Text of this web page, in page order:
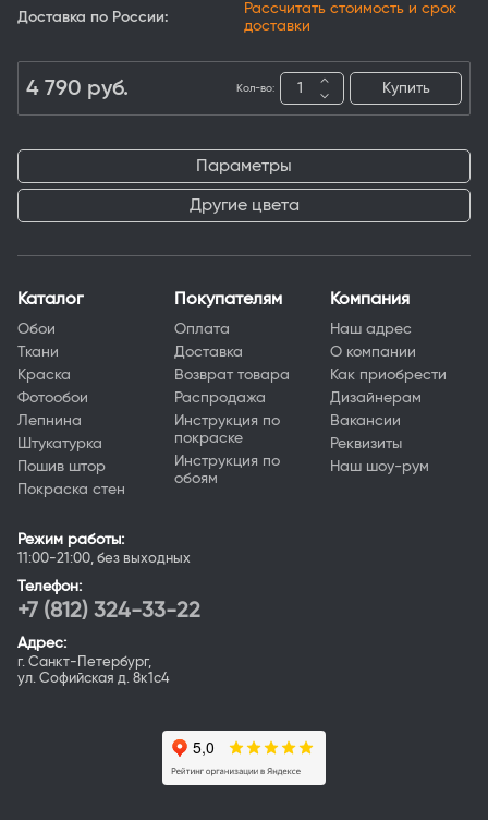
Доставка по России:
Рассчитать стоимость и срок
доставки
4 790 руб. Кол-во: Купить
Параметры
Другие цвета
Каталог
Обои
Ткани
Краска
Фотообои
Лепнина
Штукатурка
Пошив штор
Покраска стен
Покупателям
Оплата
Доставка
Возврат товара
Распродажа
Инструкция по
покраске
Инструкция по
обоям
Компания
Наш адрес
О компании
Как приобрести
Дизайнерам
Вакансии
Реквизиты
Наш шоу-рум
Режим работы:
11:00-21:00, без выходных
Телефон:
+7 (812) 324-33-22
Адрес:
г. Санкт-Петербург,
ул. Софийская д. 8к1с4